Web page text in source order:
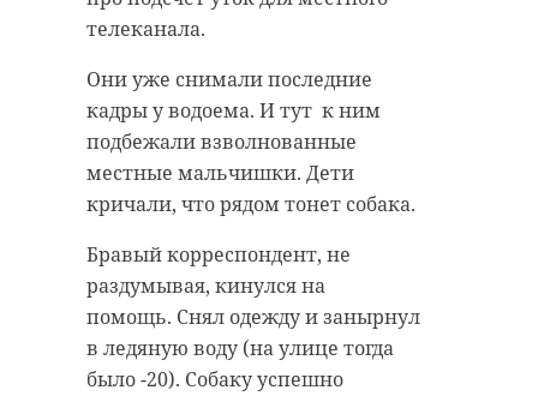
телеканала.
Они уже снимали последние
кадры у водоема. И тут к ним
подбежали взволнованные
местные мальчишки. Дети
кричали, что рядом тонет собака.
Бравый корреспондент, не
раздумывая, кинулся на
помощь. Снял одежду и занырнул
в ледяную воду (на улице тогда
было -20). Собаку успешно